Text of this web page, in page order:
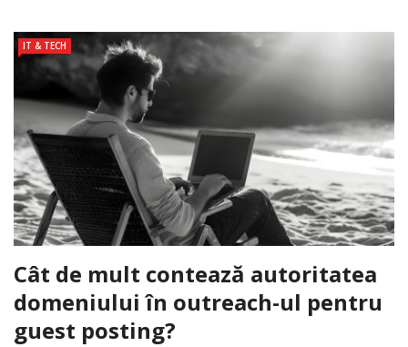
IT & TECH
Cât de mult contează autoritatea
domeniului în outreach-ul pentru
guest posting?